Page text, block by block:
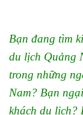
Bạn đang tìm
du lịch Quảng
trong những
Nam? Bạn
khách du lịch?